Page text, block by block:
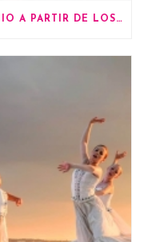
LA IMPORTANCIA DEL EJERCICIO A PARTIR DE LOS 60 AÑOS